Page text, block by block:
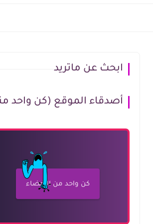
ابحث عن ماتريد
أصدقاء الموقع (كن واحد
كن واحد من الأعضاء